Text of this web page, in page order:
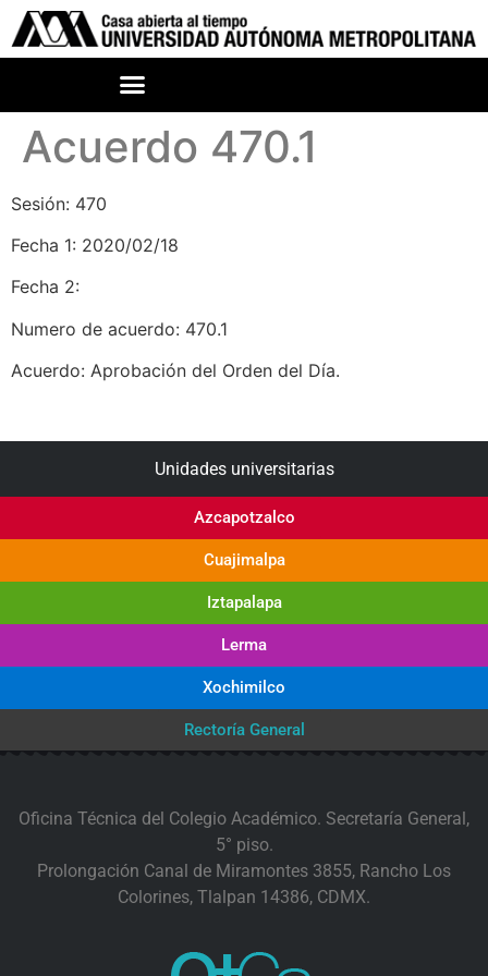
Acuerdo 470.1
Sesión: 470
Fecha 1: 2020/02/18
Fecha 2:
Numero de acuerdo: 470.1
Acuerdo: Aprobación del Orden del Día.
Unidades universitarias
Azcapotzalco
Cuajimalpa
Iztapalapa
Lerma
Xochimilco
Rectoría General
Oficina Técnica del Colegio Académico. Secretaría General,
5° piso.
Prolongación Canal de Miramontes 3855, Rancho Los
Colorines, Tlalpan 14386, CDMX.